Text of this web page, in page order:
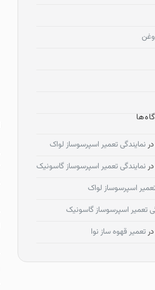
در نمایندگی تعمیر اسپرسوساز لواک
در نمایندگی تعمیر اسپرسوساز گاسونیک
اسپرسوساز لواک
تعمیر اسپرسوساز گاسونیک
درتعمیر قهوه ساز نوا